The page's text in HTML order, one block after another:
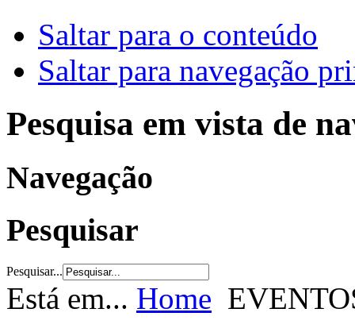
Saltar para o conteúdo
Saltar para navegação
Pesquisa em vista de
Navegação
Pesquisar
Pesquisar...
Está em... Home